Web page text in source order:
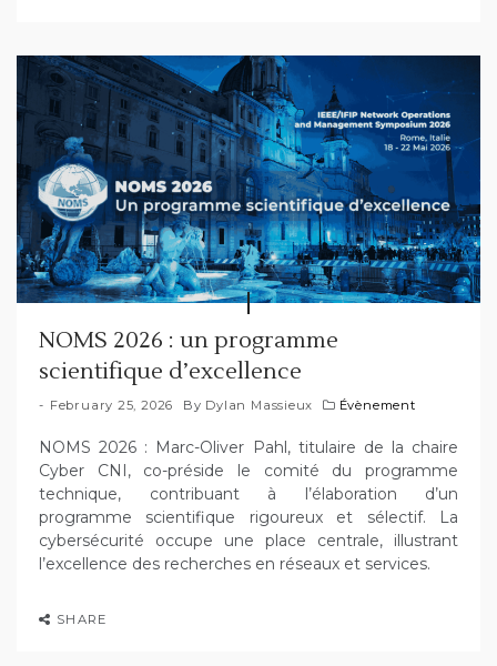
NOMS 2026 : un programme
scientifique d’excellence
February 25, 2026 By Dylan Massieux Évènement
NOMS 2026 : Marc-Oliver Pahl, titulaire de la chaire
Cyber CNI, co-préside le comité du programme
technique, contribuant à l’élaboration d’un
programme scientifique rigoureux et sélectif. La
cybersécurité occupe une place centrale, illustrant
l’excellence des recherches en réseaux et services.
SHARE